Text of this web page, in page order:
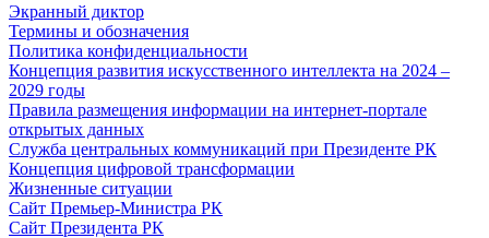
Экранный диктор
Термины и обозначения
Политика конфиденциальности
Концепция развития искусственного интеллекта на 2024 –
2029 годы
Правила размещения информации на интернет-портале
открытых данных
Служба центральных коммуникаций при Президенте РК
Концепция цифровой трансформации
Жизненные ситуации
Сайт Премьер-Министра РК
Сайт Президента РК